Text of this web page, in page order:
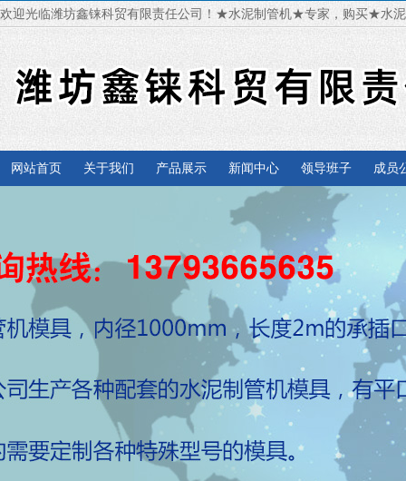
欢迎光临潍坊鑫铼科贸有限责任公司！★水泥制管机★专家，购买★
网站首页 关于我们 产品展示 新闻中心 领导班子 成员